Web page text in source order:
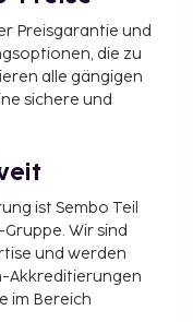
Preisgarantie und
die zu
alle gängigen
sichere und
ist Sembo Teil
Wir sind
und werden
Akkreditierungen
im Bereich